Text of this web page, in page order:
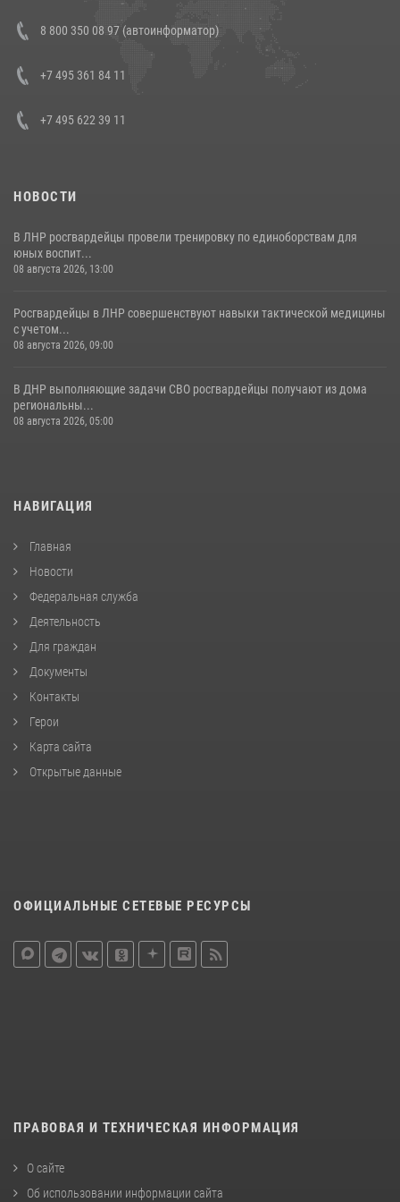
Состоялась рабочая встреча директора Росгвардии Героя России
генерала армии Виктора Золотова с заместителем полномочного
представителя Президента Российской Федерации в Северо-
Кавказском федеральном округе Виталием Кузнецовым
8 800 350 08 97 (автоинформатор)
+7 495 361 84 11
+7 495 622 39 11
НОВОСТИ
В ЛНР росгвардейцы провели тренировку по единоборствам для
юных воспит...
08 августа 2026, 13:00
Росгвардейцы в ЛНР совершенствуют навыки тактической медицины
с учетом...
08 августа 2026, 09:00
В ДНР выполняющие задачи СВО росгвардейцы получают из дома
региональны...
08 августа 2026, 05:00
НАВИГАЦИЯ
Главная
Новости
Федеральная служба
Деятельность
Для граждан
Документы
Контакты
Герои
Карта сайта
Открытые данные
ОФИЦИАЛЬНЫЕ СЕТЕВЫЕ РЕСУРСЫ
ПРАВОВАЯ И ТЕХНИЧЕСКАЯ ИНФОРМАЦИЯ
О сайте
Об использовании информации сайта